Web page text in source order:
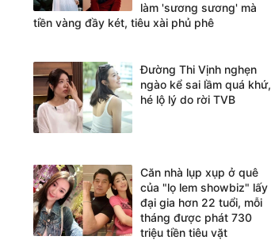
làm 'sương sương' mà
tiền vàng đầy két, tiêu xài phủ phê
Đường Thi Vịnh nghẹn
ngào kể sai lầm quá khứ,
hé lộ lý do rời TVB
Căn nhà lụp xụp ở quê
của "lọ lem showbiz" lấy
đại gia hơn 22 tuổi, mỗi
tháng được phát 730
triệu tiền tiêu vặt